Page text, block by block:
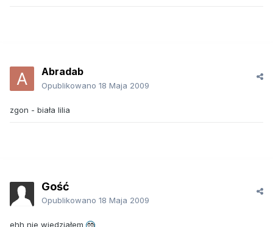
Abradab
Opublikowano 18 Maja 2009
zgon - biała lilia
Gość
Opublikowano 18 Maja 2009
ehh nie wiedziałem